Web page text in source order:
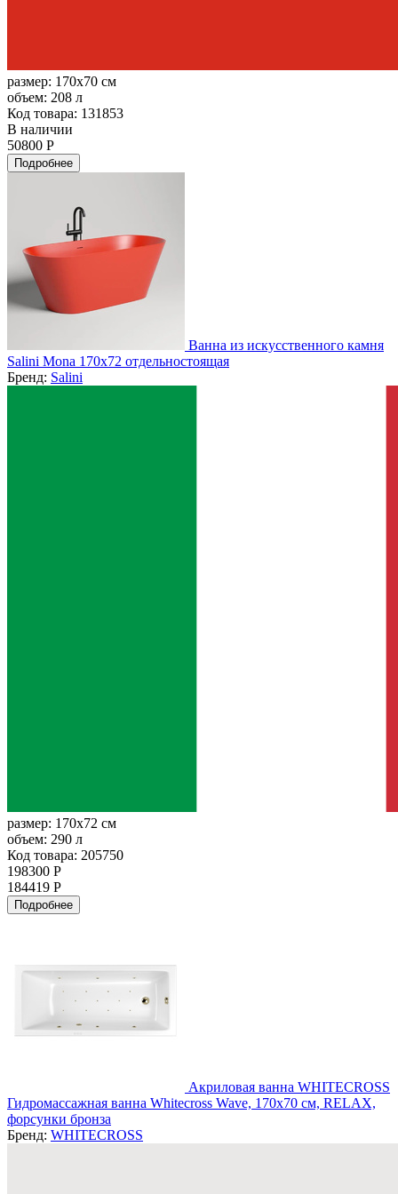
размер: 170x70 см
объем: 208 л
Код товара: 131853
В наличии
50800 Р
Подробнее
Ванна из искусственного камня
Salini Mona 170x72 отдельностоящая
Бренд: Salini
размер: 170x72 см
объем: 290 л
Код товара: 205750
198300 Р
184419 Р
Подробнее
Акриловая ванна WHITECROSS
Гидромассажная ванна Whitecross Wave, 170x70 см, RELAX,
форсунки бронза
Бренд: WHITECROSS